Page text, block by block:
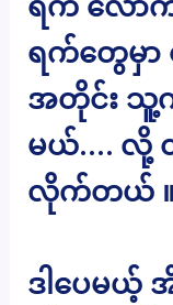
ရက်တွေမှာ
အတိုင်း သူ့
မယ်…. လို့ တ
လိုက်တယ် ။
ဒါပေမယ့်